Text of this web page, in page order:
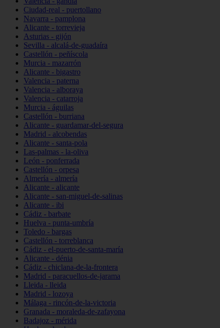
Ciudad-real - puertollano
Navarra - pamplona
Alicante - torrevieja
Asturias - gijón
Sevilla - alcalá-de-guadaíra
Castellón - peñíscola
Murcia - mazarrón
Alicante - bigastro
Valencia - paterna
Valencia - alboraya
Valencia - catarroja
Murcia - águilas
Castellón - burriana
Alicante - guardamar-del-segura
Madrid - alcobendas
Alicante - santa-pola
Las-palmas - la-oliva
León - ponferrada
Castellón - orpesa
Almería - almería
Alicante - alicante
Alicante - san-miguel-de-salinas
Alicante - ibi
Cádiz - barbate
Huelva - punta-umbría
Toledo - bargas
Castellón - torreblanca
Cádiz - el-puerto-de-santa-maría
Alicante - dénia
Cádiz - chiclana-de-la-frontera
Madrid - paracuellos-de-jarama
Lleida - lleida
Madrid - lozoya
Málaga - rincón-de-la-victoria
Granada - moraleda-de-zafayona
Badajoz - mérida